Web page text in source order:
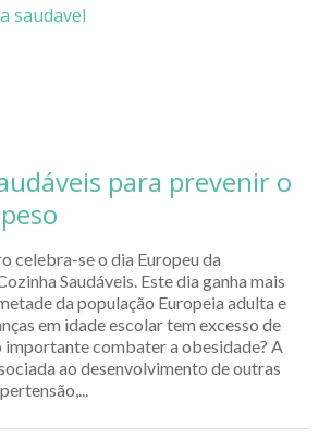
saudavel
para prevenir o
celebra-se o dia Europeu da
Saudáveis. Este dia ganha mais
da população Europeia adulta e
em idade escolar tem excesso de
importante combater a obesidade? A
ao desenvolvimento de outras